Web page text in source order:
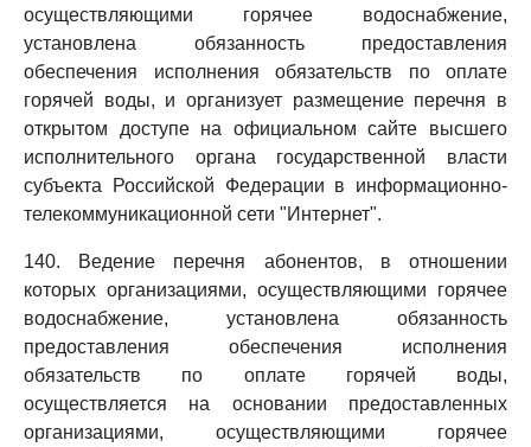
осуществляющими горячее водоснабжение,
установлена обязанность предоставления
обеспечения исполнения обязательств по оплате
горячей воды, и организует размещение перечня в
открытом доступе на официальном сайте высшего
исполнительного органа государственной власти
субъекта Российской Федерации в информационно-
телекоммуникационной сети "Интернет".
140. Ведение перечня абонентов, в отношении
которых организациями, осуществляющими горячее
водоснабжение, установлена обязанность
предоставления обеспечения исполнения
обязательств по оплате горячей воды,
осуществляется на основании предоставленных
организациями, осуществляющими горячее